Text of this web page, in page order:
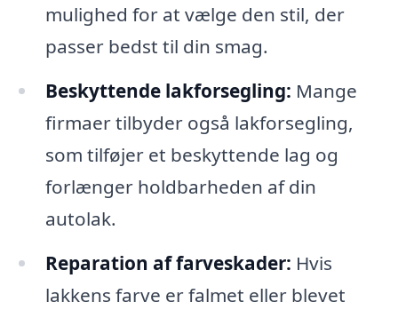
mulighed for at vælge den stil, der
passer bedst til din smag.
Beskyttende lakforsegling: Mange
firmaer tilbyder også lakforsegling,
som tilføjer et beskyttende lag og
forlænger holdbarheden af din
autolak.
Reparation af farveskader: Hvis
lakkens farve er falmet eller blevet